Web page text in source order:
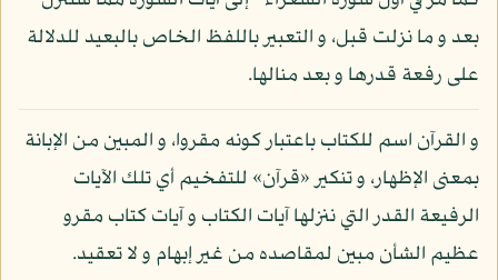
بعد و ما نزلت قبل، و التعبير باللفظ الخاص بالبعيد للدلالة
على رفعة قدرها و بعد منالها.
و القرآن اسم للكتاب باعتبار كونه مقروا، و المبين من الإبانة
بمعنى الإظهار، و تنكير «قرآن» للتفخيم أي تلك الآيات
الرفيعة القدر التي ننزلها آيات الكتاب و آيات كتاب مقرو
عظيم الشأن مبين لمقاصده من غير إبهام و لا تعقيد.